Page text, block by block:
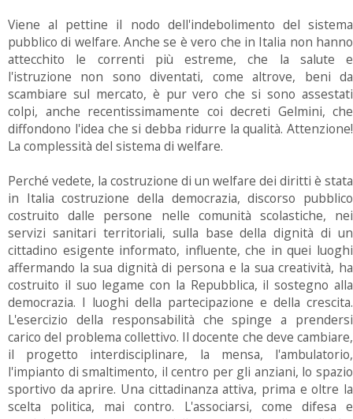
Viene al pettine il nodo dell'indebolimento del sistema
pubblico di welfare. Anche se è vero che in Italia non hanno
attecchito le correnti più estreme, che la salute e
l'istruzione non sono diventati, come altrove, beni da
scambiare sul mercato, è pur vero che si sono assestati
colpi, anche recentissimamente coi decreti Gelmini, che
diffondono l'idea che si debba ridurre la qualità. Attenzione!
La complessità del sistema di welfare.
Perché vedete, la costruzione di un welfare dei diritti è stata
in Italia costruzione della democrazia, discorso pubblico
costruito dalle persone nelle comunità scolastiche, nei
servizi sanitari territoriali, sulla base della dignità di un
cittadino esigente informato, influente, che in quei luoghi
affermando la sua dignità di persona e la sua creatività, ha
costruito il suo legame con la Repubblica, il sostegno alla
democrazia. I luoghi della partecipazione e della crescita.
L'esercizio della responsabilità che spinge a prendersi
carico del problema collettivo. Il docente che deve cambiare,
il progetto interdisciplinare, la mensa, l'ambulatorio,
l'impianto di smaltimento, il centro per gli anziani, lo spazio
sportivo da aprire. Una cittadinanza attiva, prima e oltre la
scelta politica, mai contro. L'associarsi, come difesa e